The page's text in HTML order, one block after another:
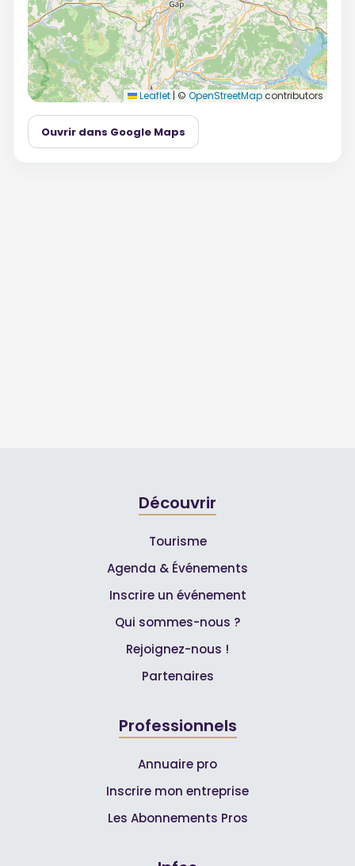
Leaflet | © OpenStreetMapcontributors
Ouvrir dans Google Maps
Découvrir
Tourisme
Agenda & Événements
Inscrire un événement
Qui sommes-nous ?
Rejoignez-nous !
Partenaires
Professionnels
Annuaire pro
Inscrire mon entreprise
Les Abonnements Pros